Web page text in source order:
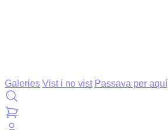
Galeries Vist i no vist Passava per aquí